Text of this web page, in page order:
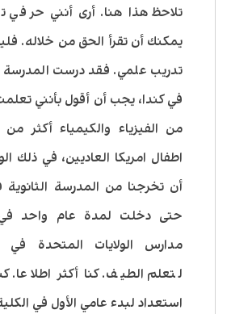
تلاحظ هذا هنا. أرى أنني حر في
يمكنك أن تقرأ الحق من خلاله.
تدريب علمي. فقد درست المدرسة
في كندا، يجب أن أقول بأنني
من الفيزياء والكيمياء أكثر
اطفال امريكا العاديين، في ذلك
أن تخرجنا من المدرسة الثانوية
حتى دخلت لمدة عام واحد
مدارس الولايات المتحدة في
لتعلم الطيف. كنا أكثر اطلاعا.
استعداد لبدء عامي الأول في